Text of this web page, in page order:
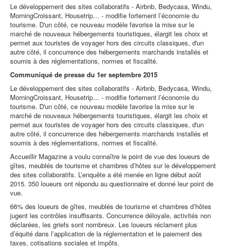
Le développement des sites collaboratifs - Airbnb, Bedycasa, Windu,
MorningCroissant, Housetrip… - modifie fortement l’économie du
tourisme. D'un côté, ce nouveau modèle favorise la mise sur le
marché de nouveaux hébergements touristiques, élargit les choix et
permet aux touristes de voyager hors des circuits classiques, d'un
autre côté, il concurrence des hébergements marchands installés et
soumis à des réglementations, normes et fiscalité.
Communiqué de presse du 1er septembre 2015
Le développement des sites collaboratifs - Airbnb, Bedycasa, Windu,
MorningCroissant, Housetrip… - modifie fortement l’économie du
tourisme. D'un côté, ce nouveau modèle favorise la mise sur le
marché de nouveaux hébergements touristiques, élargit les choix et
permet aux touristes de voyager hors des circuits classiques, d'un
autre côté, il concurrence des hébergements marchands installés et
soumis à des réglementations, normes et fiscalité.
Accueillir Magazine a voulu connaître le point de vue des loueurs de
gîtes, meublés de tourisme et chambres d’hôtes sur le développement
des sites collaboratifs. L’enquête a été menée en ligne début août
2015. 350 loueurs ont répondu au questionnaire et donné leur point de
vue.
66% des loueurs de gîtes, meublés de tourisme et chambres d’hôtes
jugent les contrôles insuffisants. Concurrence déloyale, activités non
déclarées, les griefs sont nombreux. Les loueurs réclament plus
d’équité dans l’application de la réglementation et le paiement des
taxes, cotisations sociales et impôts.